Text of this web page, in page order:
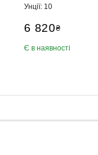
Унції: 10
6 820₴
Є в наявності